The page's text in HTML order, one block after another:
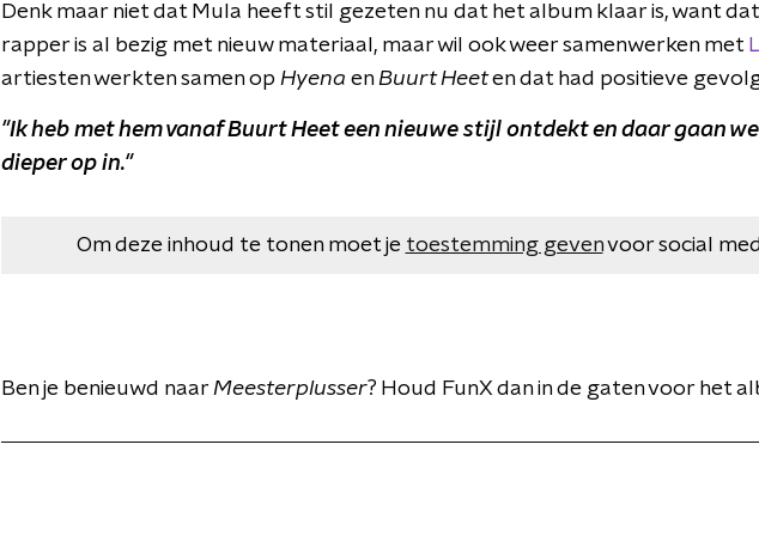
Denk maar niet dat Mula heeft stil gezeten nu dat het album klaar is, want dat
rapper is al bezig met nieuw materiaal, maar wil ook weer samenwerken met
artiesten werkten samen op Hyena enBuurt Heeten dat had positieve
"Ik heb met hem vanaf Buurt Heet een nieuwe stijl ontdekt en daar gaan
dieper op in."
Om deze inhoud te tonen moet je toestemming gevenvoor social
Ben je benieuwd naarMeesterplusser? Houd FunX dan in de gaten voor het